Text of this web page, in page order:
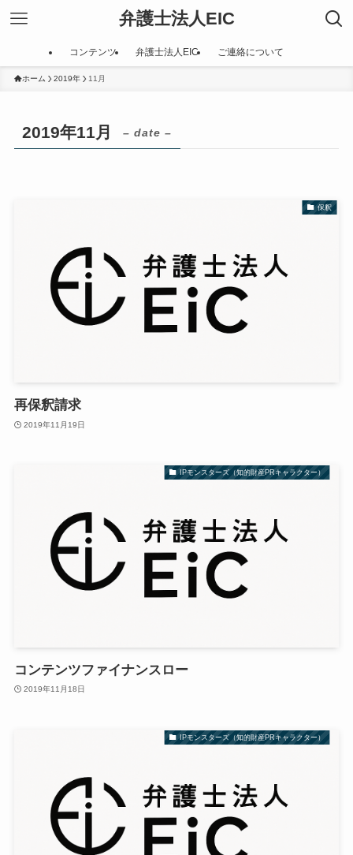
弁護士法人EIC
コンテンツ 弁護士法人EIC ご連絡について
ホーム 2019年 11月
2019年11月 – date –
保釈
再保釈請求
2019年11月19日
IPモンスターズ（知的財産PRキャラクター）
コンテンツファイナンスロー
2019年11月18日
IPモンスターズ（知的財産PRキャラクター）